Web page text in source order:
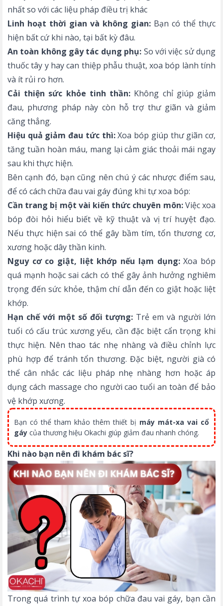
nhất so với các liệu pháp điều trị khác
Linh hoạt thời gian và không gian: Bạn có thể thực
hiện bất cứ khi nào, tại bất kỳ đâu.
An toàn không gây tác dụng phụ: So với việc sử dụng
thuốc tây y hay can thiệp phẫu thuật, xoa bóp lành tính
và ít rủi ro hơn.
Cải thiện sức khỏe tinh thần: Không chỉ giúp giảm
đau, phương pháp này còn hỗ trợ thư giãn và giảm
căng thẳng.
Hiệu quả giảm đau tức thì:Xoa bóp giúp thư giãn cơ,
tăng tuần hoàn máu, mang lại cảm giác thoải mái ngay
sau khi thực hiện.
Bên cạnh đó, bạn cũng nên chú ý các nhược điểm sau,
để có cách chữa đau vai gáy đúng khi tự xoa bóp:
Cần trang bị một vài kiến thức chuyên môn:Việc xoa
bóp đòi hỏi hiểu biết về kỹ thuật và vị trí huyệt đạo.
Nếu thực hiện sai có thể gây bầm tím, tổn thương cơ,
xương hoặc dây thần kinh.
Nguy cơ co giật, liệt khớp nếu lạm dụng:Xoa bóp
quá mạnh hoặc sai cách có thể gây ảnh hưởng nghiêm
trọng đến sức khỏe, thậm chí dẫn đến co giật hoặc liệt
khớp.
Hạn chế với một số đối tượng: Trẻ em và người lớn
tuổi có cấu trúc xương yếu, cần đặc biệt cẩn trọng khi
thực hiện. Nên thao tác nhẹ nhàng và điều chỉnh lực
phù hợp để tránh tổn thương. Đặc biệt, người già có
thể cân nhắc các liệu pháp nhẹ nhàng hơn hoặc áp
dụng cách massage cho người cao tuổi an toàn để bảo
vệ khớp xương.
Bạn có thể tham khảo thêm thiết bị máy mát-xa vai cổ
gáy của thương hiệu Okachi giúp giảm đau nhanh chóng.
Khi nào bạn nên đi khám bác sĩ?
Trong quá trình tự xoa bóp chữa đau vai gáy, bạn cần